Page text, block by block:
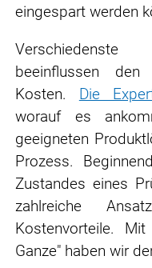
eingespart werden
beeinflussen
Kosten. Die
worauf es
geeigneten
Prozess.
Zustandes eines
zahlreiche
Kostenvorteile.
Ganze" haben wir